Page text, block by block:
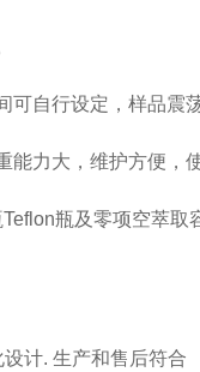
可自行设定，样品震
能力大，维护方便，
Teflon瓶及零项空萃取
设计. 生产和售后符合